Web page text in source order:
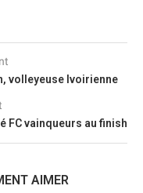
volleyeuse Ivoirienne
FC vainqueurs au finish
AIMER